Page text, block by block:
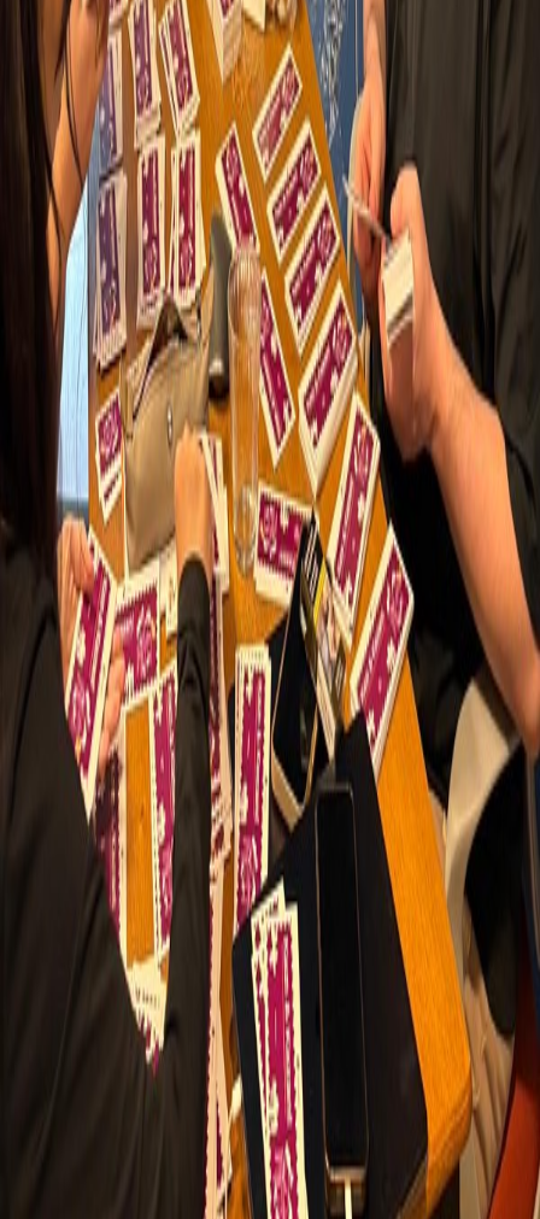
Unicourse
Giriş Yap
Kayıt Ol
Dersler
Blog
Masaüstü Uygulaması
GPA Hesaplama
Midterm, Vize ve Final Hesaplama
Üniversiteler
Tüm Üniversiteler
Koç Üniversitesi
Sabancı Üniversitesi
Bilkent Üniversitesi
Özyeğin Üniversitesi
Bahçeşehir Üniversitesi
Yeditepe Üniversitesi